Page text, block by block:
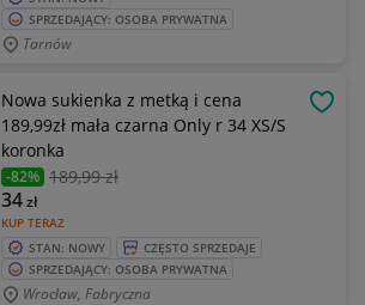
SPRZEDAJĄCY: OSOBA PRYWATNA
Tarnów
Nowa sukienka z metką i cena
189,99zł mała czarna Only r 34 XS/S
koronka
-82% 189,99 zł
KUP TERAZ
34zł
STAN: NOWY
CZĘSTO SPRZEDAJE
SPRZEDAJĄCY: OSOBA PRYWATNA
Wrocław, Fabryczna